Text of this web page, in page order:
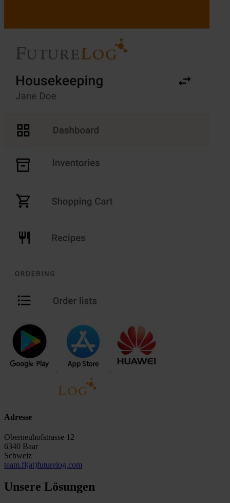
Adresse
Oberneuhofstrasse 12
6340 Baar
Schweiz
team.fl(at)futurelog.com
Unsere Lösungen